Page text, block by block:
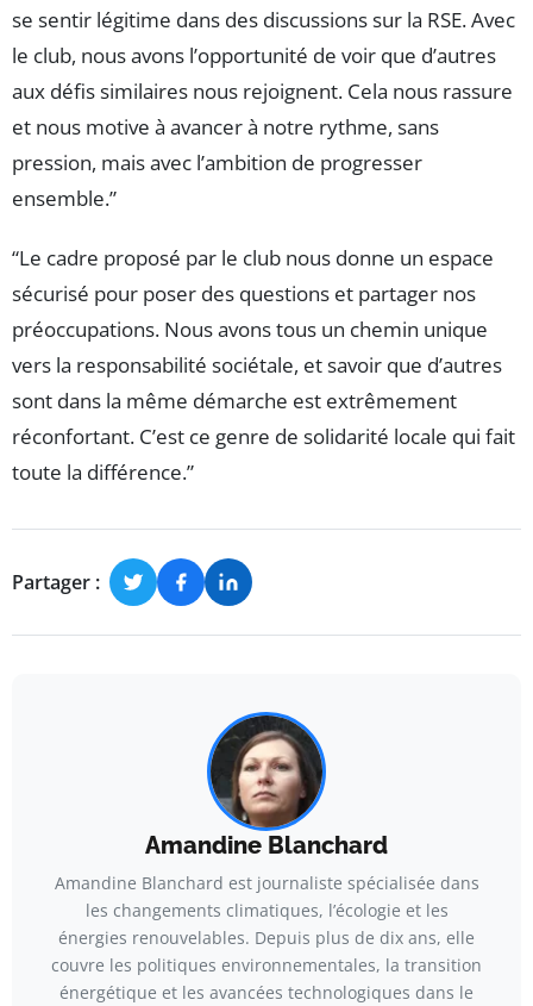
se sentir légitime dans des discussions sur la RSE. Avec
le club, nous avons l’opportunité de voir que d’autres
aux défis similaires nous rejoignent. Cela nous rassure
et nous motive à avancer à notre rythme, sans
pression, mais avec l’ambition de progresser
ensemble.”
“Le cadre proposé par le club nous donne un espace
sécurisé pour poser des questions et partager nos
préoccupations. Nous avons tous un chemin unique
vers la responsabilité sociétale, et savoir que d’autres
sont dans la même démarche est extrêmement
réconfortant. C’est ce genre de solidarité locale qui fait
toute la différence.”
Partager :
Amandine Blanchard
Amandine Blanchard est journaliste spécialisée dans
les changements climatiques, l’écologie et les
énergies renouvelables. Depuis plus de dix ans, elle
couvre les politiques environnementales, la transition
énergétique et les avancées technologiques dans le